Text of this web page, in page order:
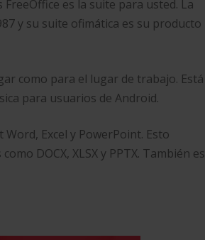
es la suite para usted. La
y su suite ofimática es su producto
como para el lugar de trabajo. Está
para usuarios de Android.
Excel y PowerPoint. Esto
DOCX, XLSX y PPTX. También es